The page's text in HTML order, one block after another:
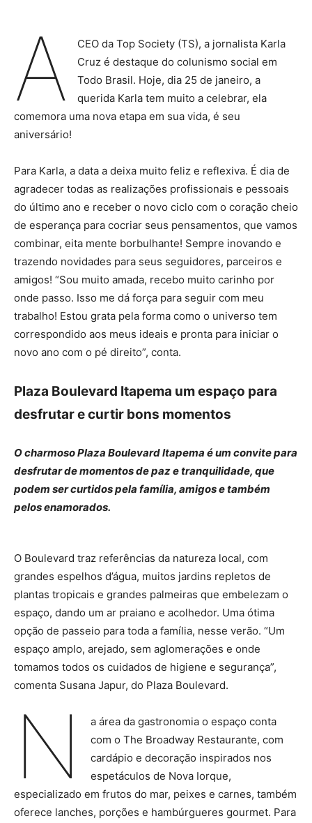
A
CEO da Top Society (TS), a jornalista Karla
Cruz é destaque do colunismo social em
Todo Brasil. Hoje, dia 25 de janeiro, a
querida Karla tem muito a celebrar, ela
comemora uma nova etapa em sua vida, é seu
aniversário!
Para Karla, a data a deixa muito feliz e reflexiva. É dia de
agradecer todas as realizações profissionais e pessoais
do último ano e receber o novo ciclo com o coração cheio
de esperança para cocriar seus pensamentos, que vamos
combinar, eita mente borbulhante! Sempre inovando e
trazendo novidades para seus seguidores, parceiros e
amigos! “Sou muito amada, recebo muito carinho por
onde passo. Isso me dá força para seguir com meu
trabalho! Estou grata pela forma como o universo tem
correspondido aos meus ideais e pronta para iniciar o
novo ano com o pé direito”, conta.
Plaza Boulevard Itapema um espaço para
desfrutar e curtir bons momentos
O charmoso Plaza Boulevard Itapema é um convite para
desfrutar de momentos de paz e tranquilidade, que
podem ser curtidos pela família, amigos e também
pelos enamorados.
O Boulevard traz referências da natureza local, com
grandes espelhos d’água, muitos jardins repletos de
plantas tropicais e grandes palmeiras que embelezam o
espaço, dando um ar praiano e acolhedor. Uma ótima
opção de passeio para toda a família, nesse verão. “Um
espaço amplo, arejado, sem aglomerações e onde
tomamos todos os cuidados de higiene e segurança”,
comenta Susana Japur, do Plaza Boulevard.
N
a área da gastronomia o espaço conta
com o The Broadway Restaurante, com
cardápio e decoração inspirados nos
espetáculos de Nova Iorque,
especializado em frutos do mar, peixes e carnes, também
oferece lanches, porções e hambúrgueres gourmet. Para